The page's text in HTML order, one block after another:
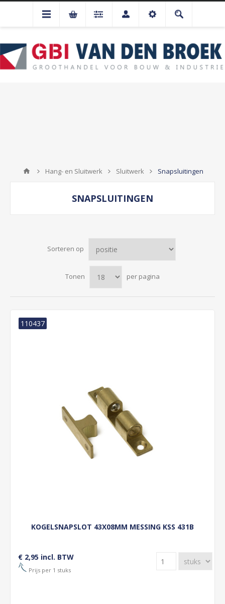
Hang- en Sluitwerk Sluitwerk Snapsluitingen
SNAPSLUITINGEN
Sorteren op
Tonen per pagina
KOGELSNAPSLOT 43X08MM MESSING KSS 431B
110437
€ 2,95 incl. BTW
Prijs per 1 stuks